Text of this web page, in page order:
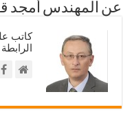
عن المهندس أمجد
كاتب